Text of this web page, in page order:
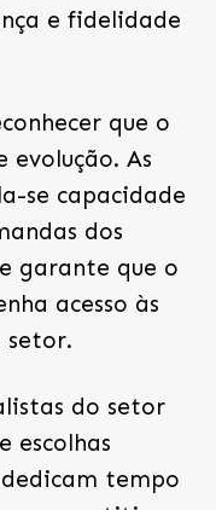
e fidelidade
que o
evolução. As
se capacidade
dos
garante que o
acesso às
setor.
do setor
escolhas
tempo